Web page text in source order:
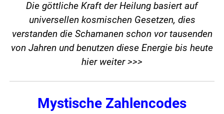
Die göttliche Kraft der Heilung basiert auf
universellen kosmischen Gesetzen, dies
verstanden die Schamanen schon vor tausenden
von Jahren und benutzen diese Energie bis heute
hier weiter >>>
Mystische Zahlencodes